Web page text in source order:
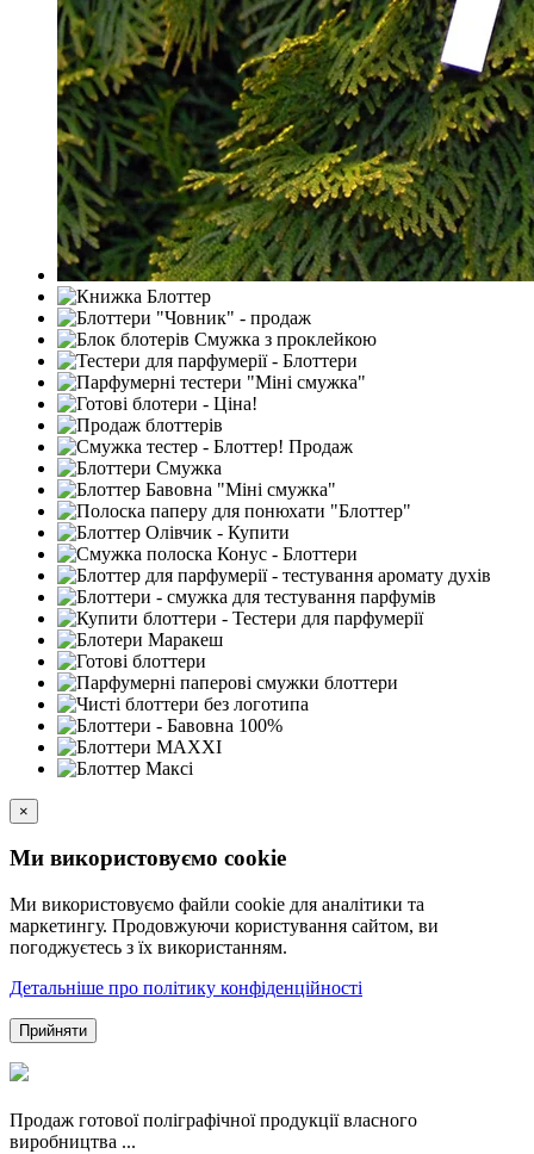
×
Ми використовуємо cookie
Ми використовуємо файли cookie для аналітики та
маркетингу. Продовжуючи користування сайтом, ви
погоджуєтесь з їх використанням.
Детальніше про політику конфіденційності
Прийняти
Продаж готової поліграфічної продукції власного
виробництва ...